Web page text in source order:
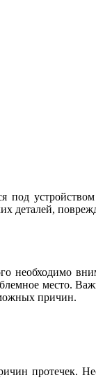
под
деталей,
необходимо
место.
причин.
протечек.